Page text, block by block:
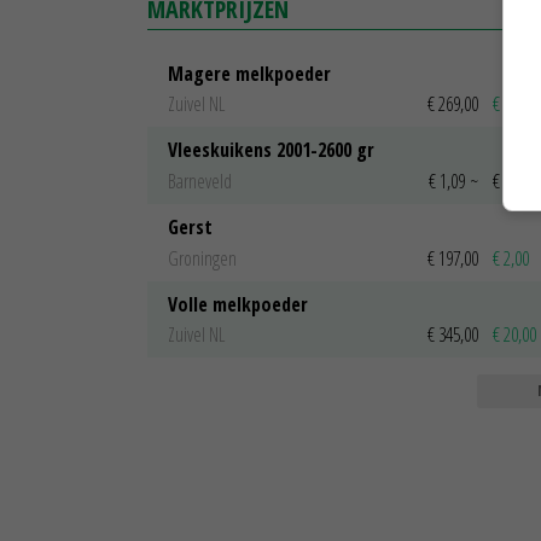
MARKTPRIJZEN
Magere melkpoeder
Zuivel NL
€ 269,00 € 7,00
Vleeskuikens 2001-2600 gr
Barneveld
€ 1,09 ~ € 1,11
Gerst
Groningen
€ 197,00 € 2,00
Volle melkpoeder
Zuivel NL
€ 345,00 € 20,00